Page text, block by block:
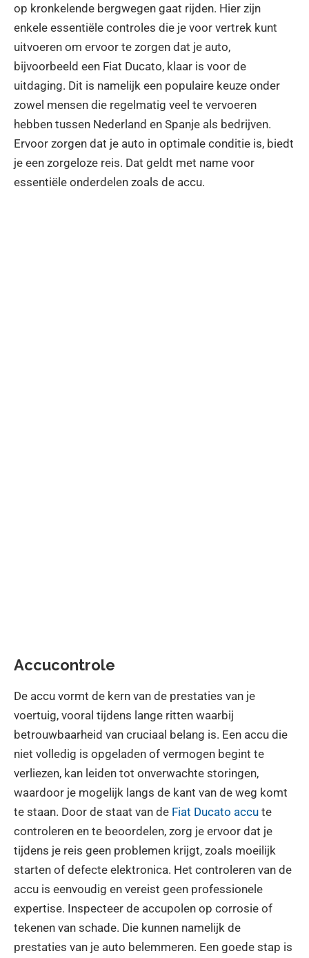
op kronkelende bergwegen gaat rijden. Hier zijn
enkele essentiële controles die je voor vertrek kunt
uitvoeren om ervoor te zorgen dat je auto,
bijvoorbeeld een Fiat Ducato, klaar is voor de
uitdaging. Dit is namelijk een populaire keuze onder
zowel mensen die regelmatig veel te vervoeren
hebben tussen Nederland en Spanje als bedrijven.
Ervoor zorgen dat je auto in optimale conditie is, biedt
je een zorgeloze reis. Dat geldt met name voor
essentiële onderdelen zoals de accu.
Accucontrole
De accu vormt de kern van de prestaties van je
voertuig, vooral tijdens lange ritten waarbij
betrouwbaarheid van cruciaal belang is. Een accu die
niet volledig is opgeladen of vermogen begint te
verliezen, kan leiden tot onverwachte storingen,
waardoor je mogelijk langs de kant van de weg komt
te staan. Door de staat van de Fiat Ducato accu te
controleren en te beoordelen, zorg je ervoor dat je
tijdens je reis geen problemen krijgt, zoals moeilijk
starten of defecte elektronica. Het controleren van de
accu is eenvoudig en vereist geen professionele
expertise. Inspecteer de accupolen op corrosie of
tekenen van schade. Die kunnen namelijk de
prestaties van je auto belemmeren. Een goede stap is